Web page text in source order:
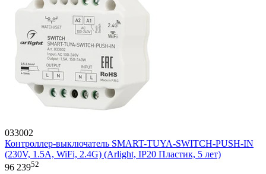
033002
Контроллер-выключатель SMART-TUYA-SWITCH-PUSH-IN
(230V, 1.5A, WiFi, 2.4G) (Arlight, IP20 Пластик, 5 лет)
96 23952